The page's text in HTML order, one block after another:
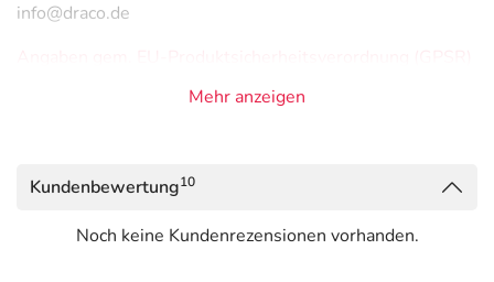
info@draco.de
PDF des Beipackzettelskönnen Sie sich oben
Mehr anzeigen
Kundenbewertung10
Noch keine Kundenrezensionen vorhanden.